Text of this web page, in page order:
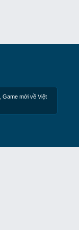
Game mới về Việt